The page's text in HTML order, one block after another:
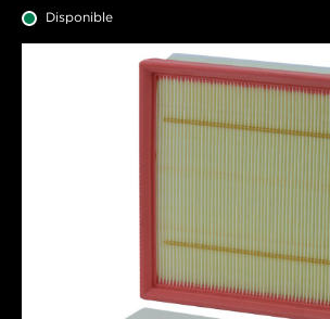
Disponible